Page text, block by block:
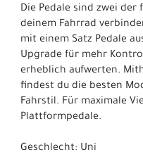
Die Pedale sind zwei
deinem Fahrrad
mit einem Satz Pedale
Upgrade für mehr
erheblich aufwerten.
findest du die besten
Fahrstil. Für maximale
Plattformpedale.
Geschlecht: Uni